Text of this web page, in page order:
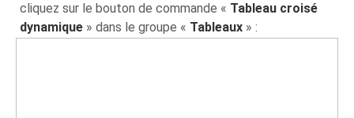
cliquez sur le bouton de commande « Tableau croisé
dynamique » dans le groupe « Tableaux » :